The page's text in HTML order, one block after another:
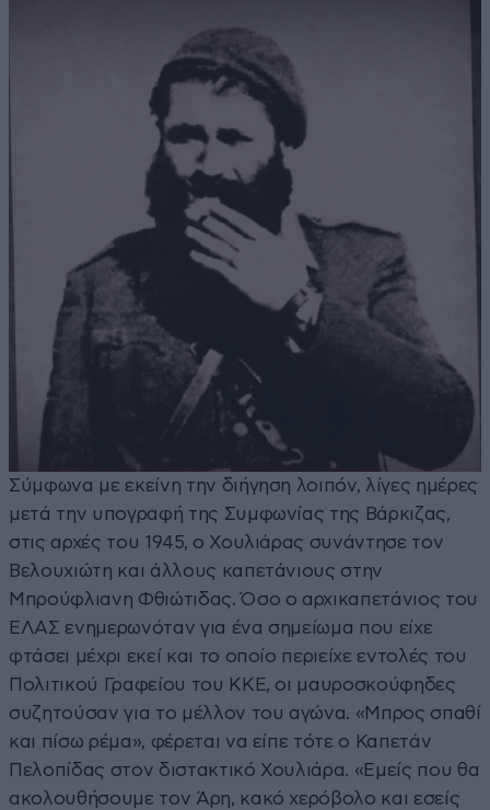
Σύμφωνα με εκείνη την διήγηση λοιπόν, λίγες ημέρες
μετά την υπογραφή της Συμφωνίας της Βάρκιζας,
στις αρχές του 1945, ο Χουλιάρας συνάντησε τον
Βελουχιώτη και άλλους καπετάνιους στην
Μπρούφλιανη Φθιώτιδας. Όσο ο αρχικαπετάνιος του
ΕΛΑΣ ενημερωνόταν για ένα σημείωμα που είχε
φτάσει μέχρι εκεί και το οποίο περιείχε εντολές του
Πολιτικού Γραφείου του ΚΚΕ, οι μαυροσκούφηδες
συζητούσαν για το μέλλον του αγώνα. «Μπρος σπαθί
και πίσω ρέμα», φέρεται να είπε τότε ο Καπετάν
Πελοπίδας στον διστακτικό Χουλιάρα. «Εμείς που θα
ακολουθήσουμε τον Άρη, κακό χερόβολο και εσείς